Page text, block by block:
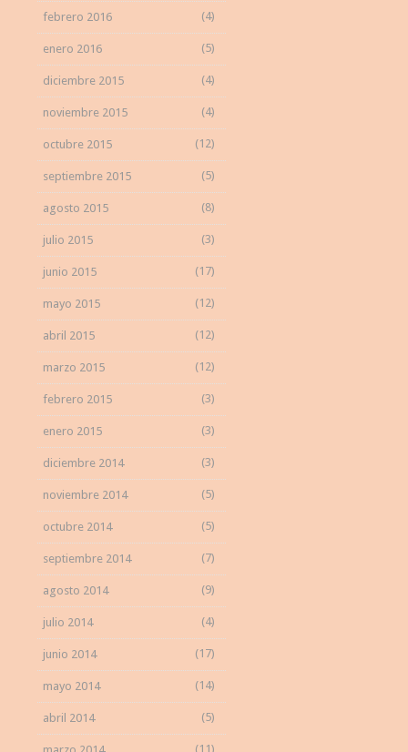
febrero 2016 (4)
enero 2016 (5)
diciembre 2015 (4)
noviembre 2015 (4)
octubre 2015 (12)
septiembre 2015 (5)
agosto 2015 (8)
julio 2015 (3)
junio 2015 (17)
mayo 2015 (12)
abril 2015 (12)
marzo 2015 (12)
febrero 2015 (3)
enero 2015 (3)
diciembre 2014 (3)
noviembre 2014 (5)
octubre 2014 (5)
septiembre 2014 (7)
agosto 2014 (9)
julio 2014 (4)
junio 2014 (17)
mayo 2014 (14)
abril 2014 (5)
(11)